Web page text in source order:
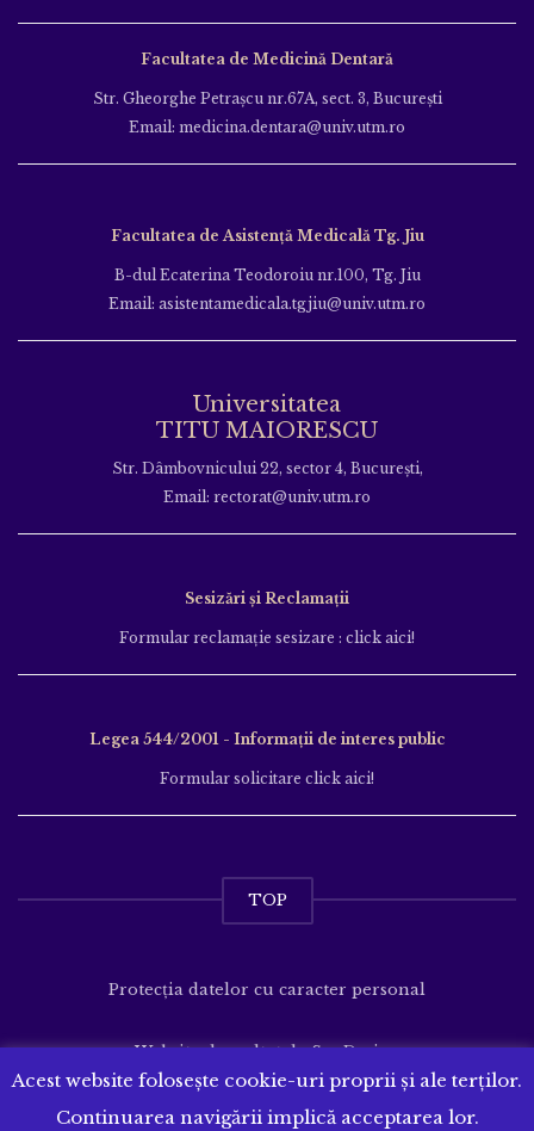
Facultatea de Medicină Dentară
Str. Gheorghe Petraşcu nr.67A, sect. 3, Bucureşti
Email: medicina.dentara@univ.utm.ro
Facultatea de Asistență Medicală Tg. Jiu
B-dul Ecaterina Teodoroiu nr.100, Tg. Jiu
Email: asistentamedicala.tgjiu@univ.utm.ro
Universitatea
TITU MAIORESCU
Str. Dâmbovnicului 22, sector 4, București,
Email: rectorat@univ.utm.ro
Sesizări și Reclamații
Formular reclamație sesizare : click aici!
Legea 544/2001 - Informații de interes public
Formular solicitare click aici!
TOP
Protecția datelor cu caracter personal
Website dezvoltat deSenDesign
Acest website folosește cookie-uri proprii și ale terților.
Continuarea navigării implică acceptarea lor.